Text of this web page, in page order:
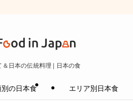
＆日本の伝統料理 | 日本の食
の日本食 エリア別日本食